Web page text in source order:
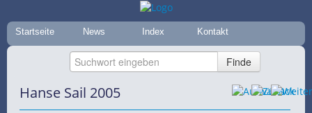
Startseite News Index Kontakt
Hanse Sail 2005